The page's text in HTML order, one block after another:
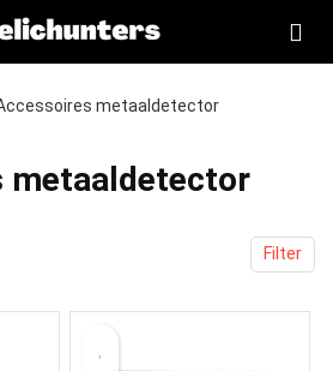
metaaldetector
metaaldetector
Filter